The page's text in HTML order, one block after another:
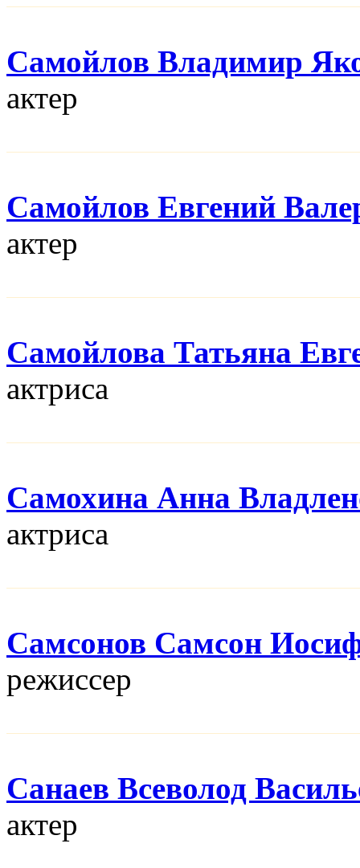
Самойлов Владимир
актер
Самойлов Евгений
актер
Самойлова Татьяна
актриса
Самохина Анна
актриса
Самсонов Самсон
режисcер
Санаев Всеволод
актер